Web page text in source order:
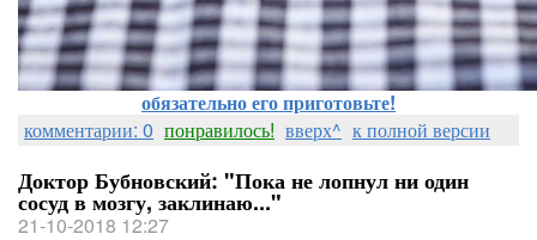
обязательно его приготовьте!
комментарии: 0 понравилось! вверх^ к полной версии
Доктор Бубновский: "Пока не лопнул ни один
сосуд в мозгу, заклинаю..."
21-10-2018 12:27